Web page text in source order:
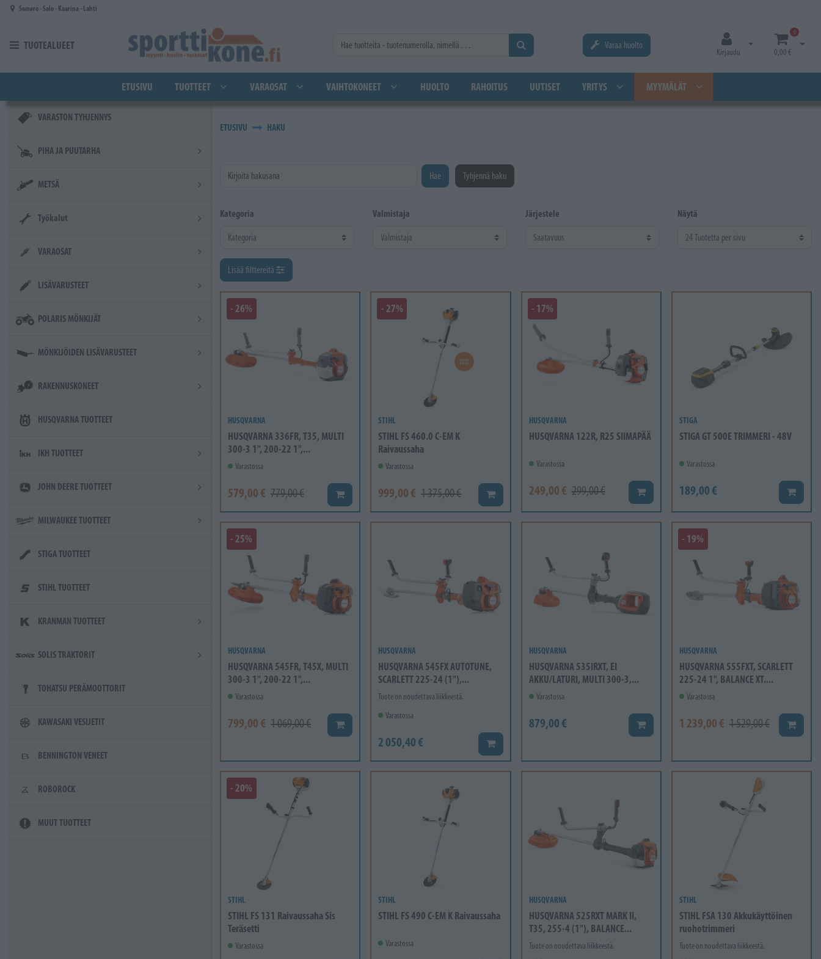
Siirry pääsisältöön
Somero - Salo - Kaarina - Lahti
TUOTEALUEET Varaa huolto
Kirjaudu
Avaa kirjautuminen
0
0,00 €
Avaa
ETUSIVU TUOTTEET VARAOSAT VAIHTOKONEET HUOLTO RAHOITUS UUTISET YRITYS MYYMÄLÄT
VARASTON TYHJENNYS
PIHA JA PUUTARHA
METSÄ
Työkalut
VARAOSAT
LISÄVARUSTEET
POLARIS MÖNKIJÄT
MÖNKIJÖIDEN LISÄVARUSTEET
RAKENNUSKONEET
HUSQVARNA TUOTTEET
IKH TUOTTEET
JOHN DEERE TUOTTEET
MILWAUKEE TUOTTEET
STIGA TUOTTEET
STIHL TUOTTEET
KRANMAN TUOTTEET
SOLIS TRAKTORIT
TOHATSU PERÄMOOTTORIT
KAWASAKI VESIJETIT
BENNINGTON VENEET
ROBOROCK
MUUT TUOTTEET
ETUSIVU HAKU
Kirjoita hakusana Hae Tyhjennä haku
Kategoria Valmistaja Järjestele Näytä
Lisää filttereitä
- 26%
HUSQVARNA
HUSQVARNA 336FR, T35, MULTI
300-3 1", 200-22 1",...
Varastossa
579,00 € 779,00 € Lisää koriin
- 27%
STIHL
STIHL FS 460.0 C-EM K
Raivaussaha
Varastossa
999,00 € 1 375,00 € Lisää koriin
- 17%
HUSQVARNA
HUSQVARNA 122R, R25 SIIMAPÄÄ
Varastossa
249,00 € 299,00 € Lisää koriin
STIGA
STIGA GT 500E TRIMMERI - 48V
Varastossa
189,00 € Lisää
- 25%
HUSQVARNA
HUSQVARNA 545FR, T45X, MULTI
300-3 1", 200-22 1",...
Varastossa
799,00 € 1 069,00 € Lisää koriin
HUSQVARNA
HUSQVARNA 545FX AUTOTUNE,
SCARLETT 225-24 (1"),...
Tuote on noudettava liikkeestä.
Varastossa
2 050,40 € Lisää koriin
HUSQVARNA
HUSQVARNA 535IRXT, EI
AKKU/LATURI, MULTI 300-3,...
Varastossa
879,00 € Lisää koriin
- 19%
HUSQVARNA
HUSQVARNA 555FXT, SCARLETT
225-24 1", BALANCE XT....
Varastossa
1 239,00 € 1 529,00 € Lisää
- 20%
STIHL
STIHL FS 131 Raivaussaha Sis
Teräsetti
Varastossa
STIHL
STIHL FS 490 C-EM K Raivaussaha
Varastossa
HUSQVARNA
HUSQVARNA 525RXT MARK II,
T35, 255-4 (1"), BALANCE...
Tuote on noudettava liikkeestä.
STIHL
STIHL FSA 130 Akkukäyttöinen
ruohotrimmeri
Tuote on noudettava liikkeestä.